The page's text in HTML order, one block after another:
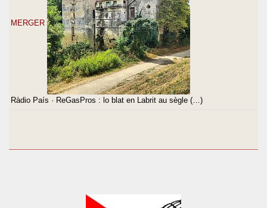
MERGER
Ràdio País · ReGasPros : lo blat en Labrit au sègle (…)